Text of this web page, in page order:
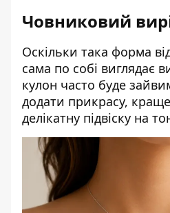
Човниковий
Оскільки така форма
сама по собі виглядає
кулон часто буде
додати прикрасу,
делікатну підвіску на